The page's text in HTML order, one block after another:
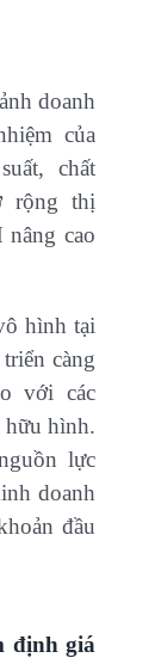
doanh
của
chất
rộng thị
cao
hình tại
càng
với các
hữu hình.
lực
doanh
đầu
định giá